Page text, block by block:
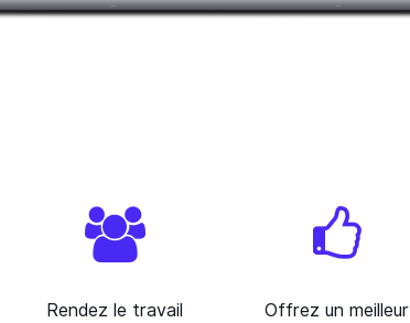
Rendez le travail
Offrez un meilleur